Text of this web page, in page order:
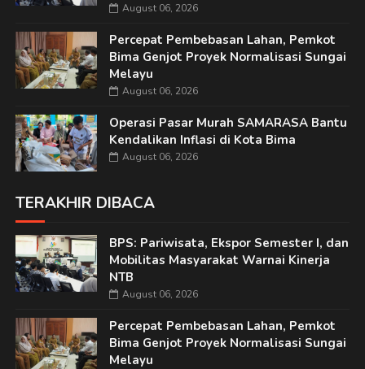
August 06, 2026
Percepat Pembebasan Lahan, Pemkot
Bima Genjot Proyek Normalisasi Sungai
Melayu
August 06, 2026
Operasi Pasar Murah SAMARASA Bantu
Kendalikan Inflasi di Kota Bima
August 06, 2026
TERAKHIR DIBACA
BPS: Pariwisata, Ekspor Semester I, dan
Mobilitas Masyarakat Warnai Kinerja
NTB
August 06, 2026
Percepat Pembebasan Lahan, Pemkot
Bima Genjot Proyek Normalisasi Sungai
Melayu